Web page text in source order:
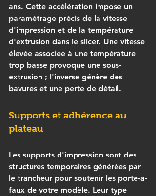
ans. Cette accélération impose un
paramétrage précis de la vitesse
d'impression et de la température
d'extrusion dans le slicer. Une vitesse
élevée associée à une température
trop basse provoque une sous-
extrusion ; l'inverse génère des
bavures et une perte de détail.
Supports et adhérence au
plateau
Les supports d'impression sont des
structures temporaires générées par
le trancheur pour soutenir les porte-à-
faux de votre modèle. Leur type